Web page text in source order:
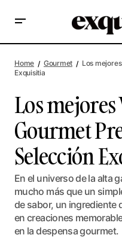
Exquisitia
Home Gourmet
Los
Exquisitia
Los
Gourmet
Selección
En el universo de la alta
mucho más que un
de sabor, un ingrediente
en creaciones
en la despensa gourmet.